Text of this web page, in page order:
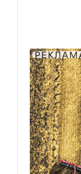
РЕКЛАМА